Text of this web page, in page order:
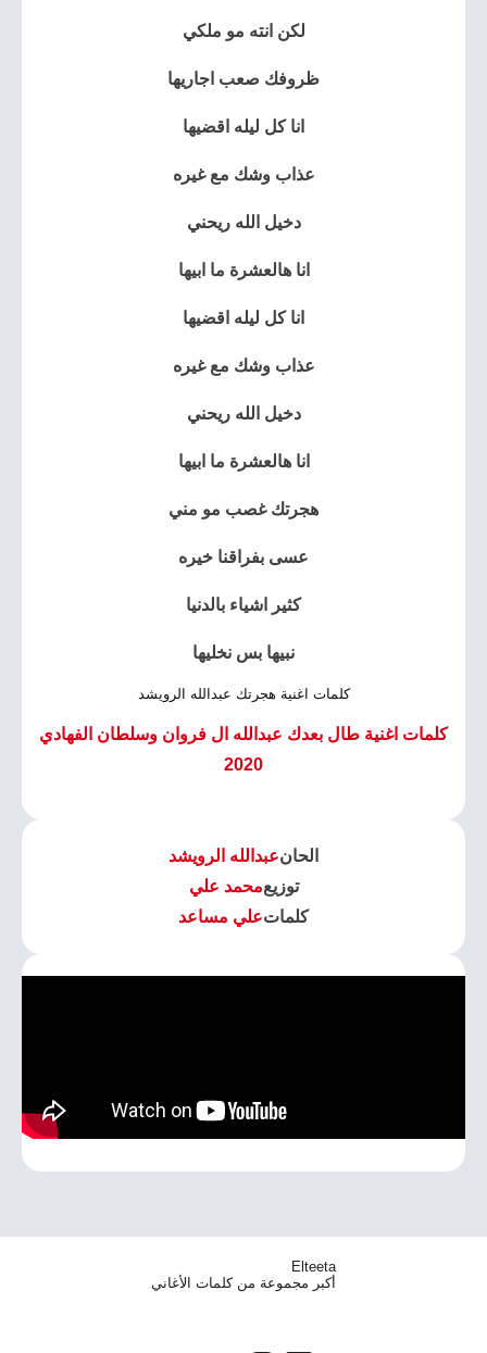
لكن انته مو ملكي
ظروفك صعب اجاريها
انا كل ليله اقضيها
عذاب وشك مع غيره
دخيل الله ريحني
انا هالعشرة ما ابيها
انا كل ليله اقضيها
عذاب وشك مع غيره
دخيل الله ريحني
انا هالعشرة ما ابيها
هجرتك غصب مو مني
عسى بفراقنا خيره
كثير اشياء بالدنيا
نبيها بس نخليها
كلمات اغنية هجرتك عبدالله الرويشد
كلمات اغنية طال بعدك عبدالله ال فروان وسلطان الفهادي
2020
الحانعبدالله الرويشد
توزيعمحمد علي
كلماتعلي مساعد
Elteeta
أكبر مجموعة من كلمات الأغاني